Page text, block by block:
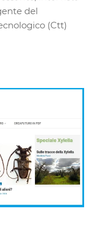
del
(Ctt)